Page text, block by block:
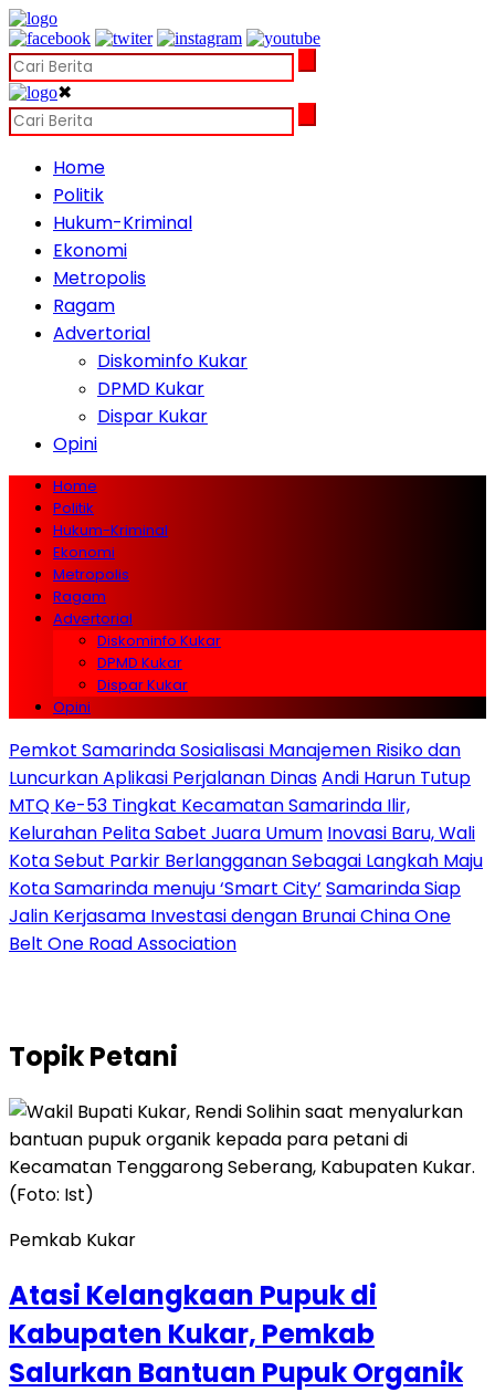
✖
Home
Politik
Hukum-Kriminal
Ekonomi
Metropolis
Ragam
Advertorial
Diskominfo Kukar
DPMD Kukar
Dispar Kukar
Opini
Home
Politik
Hukum-Kriminal
Ekonomi
Metropolis
Ragam
Advertorial
Diskominfo Kukar
DPMD Kukar
Dispar Kukar
Opini
Pemkot Samarinda Sosialisasi Manajemen Risiko dan
Luncurkan Aplikasi Perjalanan DinasAndi Harun Tutup
MTQ Ke-53 Tingkat Kecamatan Samarinda Ilir,
Kelurahan Pelita Sabet Juara Umum Inovasi Baru, Wali
Kota Sebut Parkir Berlangganan Sebagai Langkah Maju
Kota Samarinda menuju ‘Smart City’ Samarinda Siap
Jalin Kerjasama Investasi dengan Brunai China One
Belt One Road Association
TopikPetani
Pemkab Kukar
Atasi Kelangkaan Pupuk di
Kabupaten Kukar, Pemkab
Salurkan Bantuan Pupuk Organik